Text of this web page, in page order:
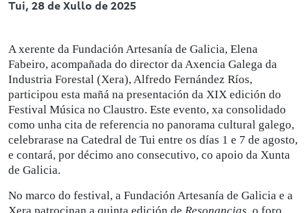
Tui, 28 de Xullo de 2025
A xerente da Fundación Artesanía de Galicia, Elena
Fabeiro, acompañada do director da Axencia Galega da
Industria Forestal (Xera), Alfredo Fernández Ríos,
participou esta mañá na presentación da XIX edición do
Festival Música no Claustro. Este evento, xa consolidado
como unha cita de referencia no panorama cultural galego,
celebrarase na Catedral de Tui entre os días 1 e 7 de agosto,
e contará, por décimo ano consecutivo, co apoio da Xunta
de Galicia.
No marco do festival, a Fundación Artesanía de Galicia e a